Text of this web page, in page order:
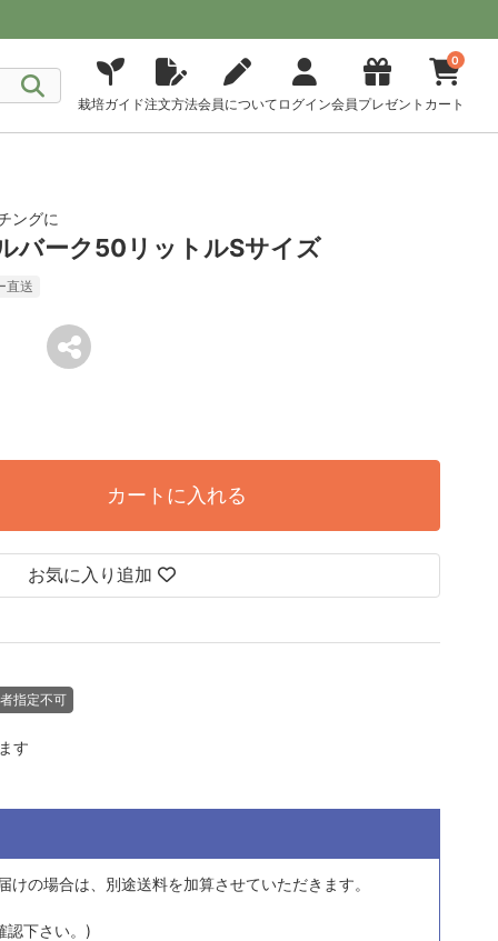
栽培ガイド注文方法会員について ログイン会員プレゼント
0
カート
ングに
バーク50リットルSサイズ
直送
カートに入れる
お気に入り追加
指定不可
す
けの場合は、 別途送料を加算させていただきます。
認下さい。)